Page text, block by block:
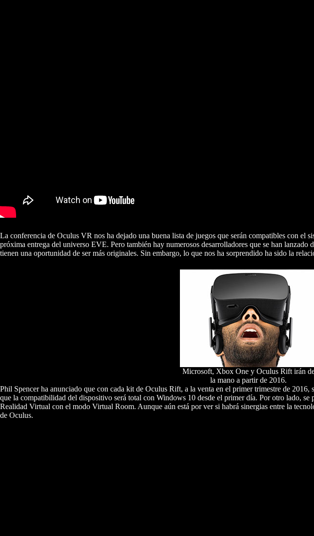
La conferencia de Oculus VR nos ha dejado una buena lista de juegos que serán compatibles con el
próxima entrega del universo EVE. Pero también hay numerosos desarrolladores que se han lanzado
tienen una oportunidad de ser más originales. Sin embargo, lo que nos ha sorprendido ha sido la
Microsoft, Xbox One y Oculus Rift irán
la mano a partir de 2016.
Phil Spencer ha anunciado que con cada kit de Oculus Rift, a la venta en el primer trimestre de
que la compatibilidad del dispositivo será total con Windows 10 desde el primer día. Por otro lado,
Realidad Virtual con el modo Virtual Room. Aunque aún está por ver si habrá sinergias entre la
de Oculus.